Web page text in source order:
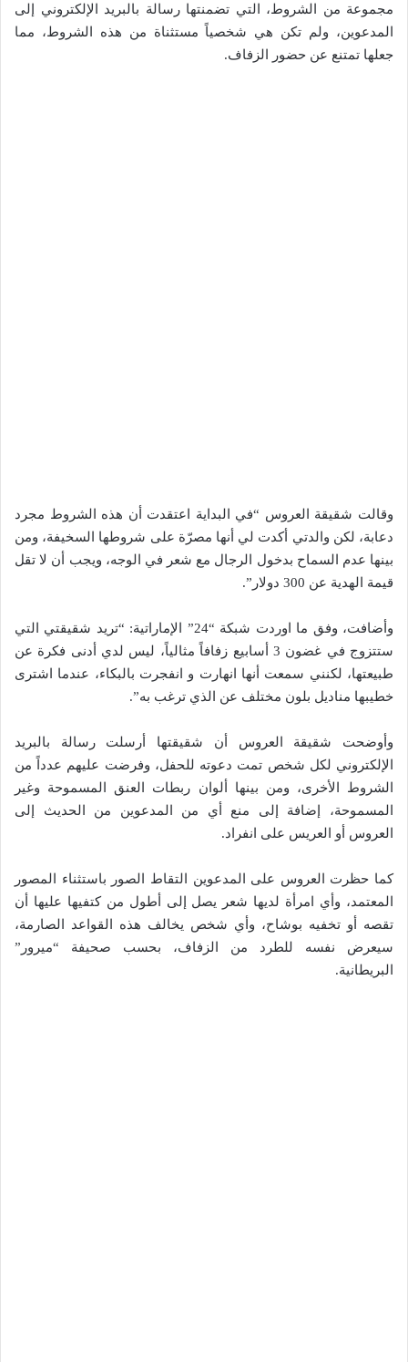
مجموعة من الشروط، التي تضمنتها رسالة بالبريد الإلكتروني إلى
المدعوين، ولم تكن هي شخصياً مستثناة من هذه الشروط، مما
جعلها تمتنع عن حضور الزفاف.
وقالت شقيقة العروس “في البداية اعتقدت أن هذه الشروط مجرد
دعابة، لكن والدتي أكدت لي أنها مصرّة على شروطها السخيفة، ومن
بينها عدم السماح بدخول الرجال مع شعر في الوجه، ويجب أن لا تقل
قيمة الهدية عن 300 دولار”.
وأضافت، وفق ما اوردت شبكة “24” الإماراتية: “تريد شقيقتي التي
ستتزوج في غضون 3 أسابيع زفافاً مثالياً، ليس لدي أدنى فكرة عن
طبيعتها، لكنني سمعت أنها انهارت و انفجرت بالبكاء، عندما اشترى
خطيبها مناديل بلون مختلف عن الذي ترغب به”.
وأوضحت شقيقة العروس أن شقيقتها أرسلت رسالة بالبريد
الإلكتروني لكل شخص تمت دعوته للحفل، وفرضت عليهم عدداً من
الشروط الأخرى، ومن بينها ألوان ربطات العنق المسموحة وغير
المسموحة، إضافة إلى منع أي من المدعوين من الحديث إلى
العروس أو العريس على انفراد.
كما حظرت العروس على المدعوين التقاط الصور باستثناء المصور
المعتمد، وأي امرأة لديها شعر يصل إلى أطول من كتفيها عليها أن
تقصه أو تخفيه بوشاح، وأي شخص يخالف هذه القواعد الصارمة،
سيعرض نفسه للطرد من الزفاف، بحسب صحيفة “ميرور”
البريطانية.